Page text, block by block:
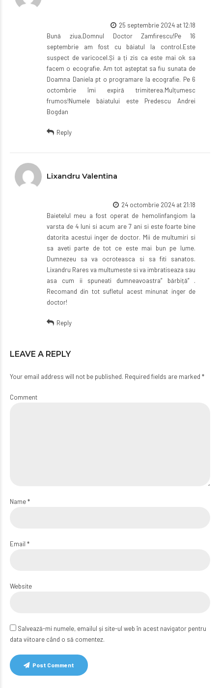
25 septembrie 2024 at 12:18
Bună ziua,Domnul Doctor Zamfirescu!Pe 16
septembrie am fost cu băiatul la control.Este
suspect de varicocel.Și a ți zis ca este mai ok sa
facem o ecografie. Am tot așteptat sa fiu sunata de
Doamna Daniela pt o programare la ecografie. Pe 6
octombrie îmi expiră trimiterea.Mulțumesc
frumos!Numele băiatului este Predescu Andrei
Bogdan
Reply
Lixandru Valentina
24 octombrie 2024 at 21:18
Baietelul meu a fost operat de hemolinfangiom la
varsta de 4 luni si acum are 7 ani si este foarte bine
datorita acestui inger de doctor. Mii de multumiri si
sa aveti parte de tot ce este mai bun pe lume.
Dumnezeu sa va ocroteasca si sa fiti sanatos.
Lixandru Rares va multumeste si va imbratiseaza sau
asa cum ii spuneati dumneavoastra” bărbiță” .
Recomand din tot sufletul acest minunat inger de
doctor!
Reply
LEAVE A REPLY
Your email address will not be published. Required fields are marked *
Comment
Name *
Email *
Website
Salvează-mi numele, emailul și site-ul web în acest navigator pentru
data viitoare când o să comentez.
Post Comment